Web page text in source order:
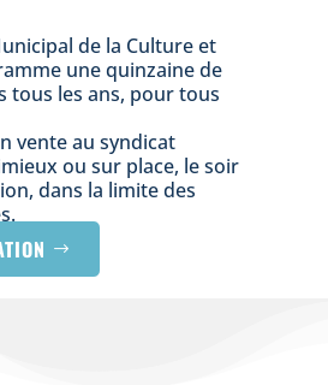
de la Culture et
une quinzaine de
tous les ans, pour tous
vente au syndicat
ou sur place, le soir
dans la limite des